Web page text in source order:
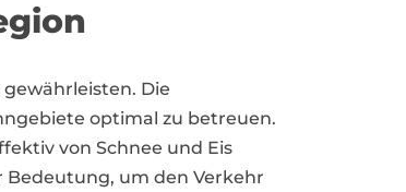
Die
optimal zu betreuen.
von Schnee und Eis
um den Verkehr